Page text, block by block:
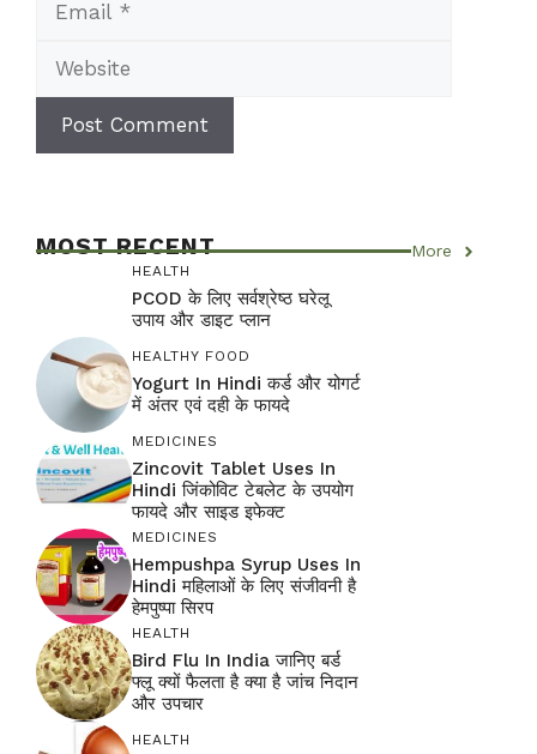
MOST RECENT More
HEALTH
PCOD के लिए सर्वश्रेष्ठ घरेलू
उपाय और डाइट प्लान
HEALTHY FOOD
Yogurt In Hindi कर्ड और योगर्ट
में अंतर एवं दही के फायदे
MEDICINES
Zincovit Tablet Uses In
Hindi जिंकोविट टेबलेट के उपयोग
फायदे और साइड इफेक्ट
MEDICINES
Hempushpa Syrup Uses In
Hindi महिलाओं के लिए संजीवनी है
हेमपुष्पा सिरप
HEALTH
Bird Flu In India जानिए बर्ड
फ्लू क्यों फैलता है क्या है जांच निदान
और उपचार
HEALTH